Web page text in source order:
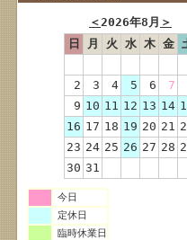
＜2026年8月 ＞
日
月 火 水 木 金
2
3 4 5 6 7
9 10 11 12 13 14
16 17 18 19 20 21
23 24 25 26 27 28
30 31
今日
定休日
臨時休業日